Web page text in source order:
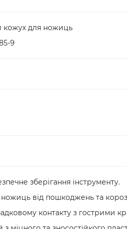
кожух для ножиць
9
зберігання інструменту.
від пошкоджень та
контакту з гострими